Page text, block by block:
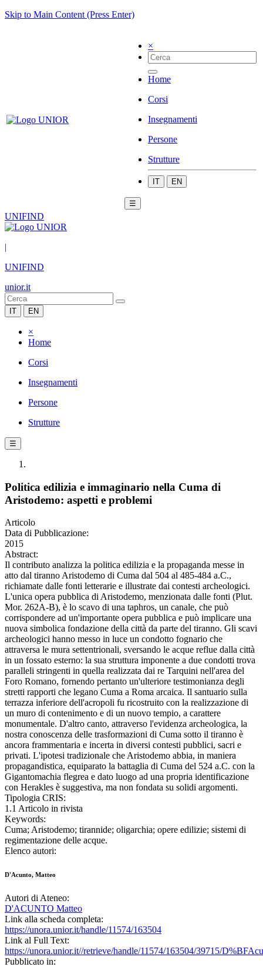
Skip to Main Content (Press Enter)
×
Home
Corsi
Insegnamenti
Persone
Strutture
IT EN
☰
UNIFIND
|
UNIFIND
unior.it
IT EN
×
Home
Corsi
Insegnamenti
Persone
Strutture
☰
Politica edilizia e immaginario nella Cuma di
Aristodemo: aspetti e problemi
Articolo
Data di Pubblicazione:
2015
Abstract:
Il contributo analizza la politica edilizia e la propaganda messe in
atto dal tiranno Aristodemo di Cuma dal 504 al 485-484 a.C.,
richiamate dalle fonti letterarie e illustrate dai contesti archeologici.
L'unica opera pubblica di Aristodemo, menzionata dalle fonti (Plut.
Mor. 262A-B), è lo scavo di una taphros, un canale, che può
corrispondere ad un'importante opera pubblica e può implicare una
nuova simbolica fondazione della città da parte del tiranno. Gli scavi
archeologici hanno messo in luce un condotto fognario che
attraversa le mura settentrionali, sversando le acque reflue dalla città
in un fossato esterno: la sua struttura imponente a due condotti trova
paralleli stringenti in quella realizzata dai re Tarquini nell'area del
Foro Romano, fornendo pertanto un'ulteriore testimonianza degli
stretti rapporti che legano Cuma a Roma arcaica. Il santuario sulla
terrazza inferiore dell'acropoli fu ricostruito con la realizzazione di
un muro di contenimento e di un nuovo tempio, a carattere
monumentale. D'altro canto, attraverso l'evidenza archeologica, la
nostra conoscenza delle trasformazioni di Cuma sotto il tiranno è
ancora frammentaria e incerta in diversi contesti pubblici, sacri e
privati. L'ipotesi tradizionale che Aristodemo abbia, in maniera
propagandistica, equiparato la battaglia di Cuma del 524 a.C. con la
Gigantomachia flegrea e dato luogo ad una propria identificazione
con Herakles è suggestiva, ma non fondata su solidi argomenti.
Tipologia CRIS:
1.1 Articolo in rivista
Keywords:
Cuma; Aristodemo; tirannide; oligarchia; opere edilizie; sistemi di
regimentazione delle acque.
Elenco autori:
D'Acunto, Matteo
Autori di Ateneo:
D'ACUNTO Matteo
Link alla scheda completa:
https://unora.unior.it/handle/11574/163504
Link al Full Text:
https://unora.unior.it//retrieve/handle/11574/163504/39715/
Pubblicato in: